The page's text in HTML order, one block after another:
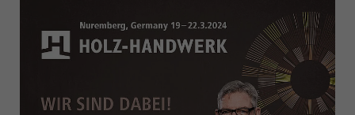
Portugal
português
Română